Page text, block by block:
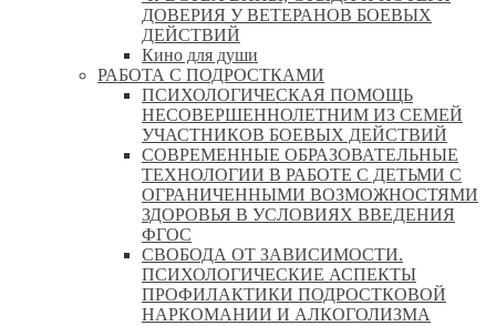
ДОВЕРИЯ У ВЕТЕРАНОВ БОЕВЫХ
ДЕЙСТВИЙ
Кино для души
РАБОТА С ПОДРОСТКАМИ
ПСИХОЛОГИЧЕСКАЯ ПОМОЩЬ
НЕСОВЕРШЕННОЛЕТНИМ ИЗ СЕМЕЙ
УЧАСТНИКОВ БОЕВЫХ ДЕЙСТВИЙ
СОВРЕМЕННЫЕ ОБРАЗОВАТЕЛЬНЫЕ
ТЕХНОЛОГИИ В РАБОТЕ С ДЕТЬМИ С
ОГРАНИЧЕННЫМИ ВОЗМОЖНОСТЯМИ
ЗДОРОВЬЯ В УСЛОВИЯХ ВВЕДЕНИЯ
ФГОС
СВОБОДА ОТ ЗАВИСИМОСТИ.
ПСИХОЛОГИЧЕСКИЕ АСПЕКТЫ
ПРОФИЛАКТИКИ ПОДРОСТКОВОЙ
НАРКОМАНИИ И АЛКОГОЛИЗМА